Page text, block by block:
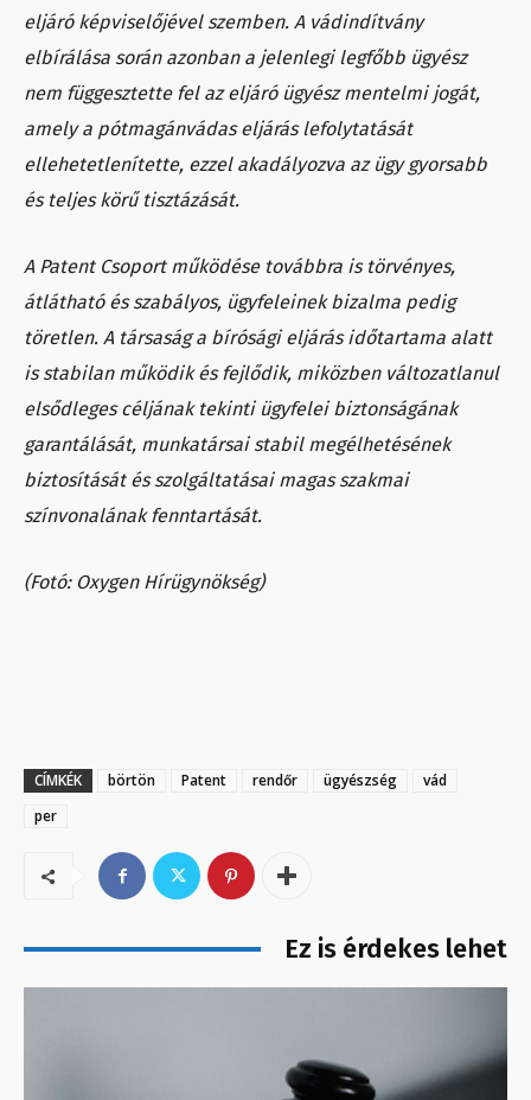
eljáró képviselőjével szemben. A vádindítvány
elbírálása során azonban a jelenlegi legfőbb ügyész
nem függesztette fel az eljáró ügyész mentelmi jogát,
amely a pótmagánvádas eljárás lefolytatását
ellehetetlenítette, ezzel akadályozva az ügy gyorsabb
és teljes körű tisztázását.
A Patent Csoport működése továbbra is törvényes,
átlátható és szabályos, ügyfeleinek bizalma pedig
töretlen. A társaság a bírósági eljárás időtartama alatt
is stabilan működik és fejlődik, miközben változatlanul
elsődleges céljának tekinti ügyfelei biztonságának
garantálását, munkatársai stabil megélhetésének
biztosítását és szolgáltatásai magas szakmai
színvonalának fenntartását.
(Fotó: Oxygen Hírügynökség)
CÍMKÉK börtön Patent rendőr ügyészség
vád
per
Ez is érdekes lehet